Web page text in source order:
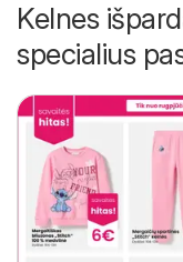
Kelnes
specialius